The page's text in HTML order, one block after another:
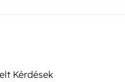
Kérdések